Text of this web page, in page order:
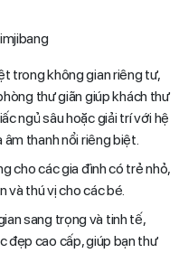
trong không gian riêng tư,
thư giãn giúp khách thư
ngủ sâu hoặc giải trí với hệ
thanh nổi riêng biệt.
cho các gia đình có trẻ nhỏ,
và thú vị cho các bé.
sang trọng và tinh tế,
đẹp cao cấp, giúp bạn thư